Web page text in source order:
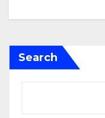
Search